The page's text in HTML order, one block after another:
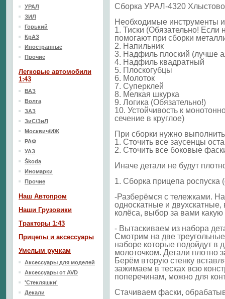
Сборка УРАЛ-4320
Необходимые инструменты
1. Тиски (Обязательно! Если
помогают при сборки
2. Напильник
3. Надфиль плоский (лучше
4. Надфиль квадратный
5. Плоскогубцы
6. Молоток
7. Суперклей
8. Мелкая шкурка
9. Логика (Обязательно!)
10. Устойчивость к
сечение в круглое)
При сборки нужно
1. Сточить все заусенцы
2. Сточить все боковые
Иначе детали не будут
1. Сборка прицепа роспуска
-Разберёмся с тележками.
односкатные и двухскатные,
колёса, выбор за вами
- Вытаскиваем из набора
Смотрим на две
наборе которые подойдут в
молоточком. Детали плотно
Берём вторую стенку
зажимаем в тесках всю
поперечинам, можно для
Стачиваем фаски,
УРАЛ
ЗИЛ
Горький
КрАЗ
Иностранные
Прочие
Легковые автомобили
1:43
ВАЗ
Волга
ЗАЗ
ЗиС/ЗиЛ
Москвич/ИЖ
РАФ
УАЗ
Škoda
Иномарки
Прочие
Наш Aвтопром
Наши Грузовики
Тракторы 1:43
Прицепы и аксессуары
Умелым ручкам
Аксессуары для моделей
Аксессуары от AVD
'Стекляшки'
Декали